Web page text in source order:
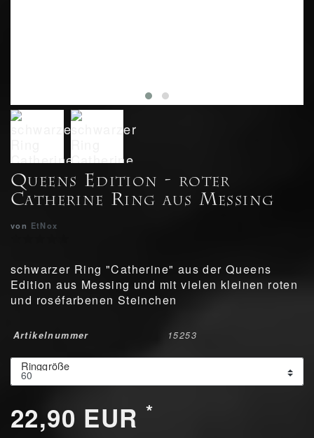
Queens Edition - roter
Catherine Ring aus Messing
von EtNox
schwarzer Ring "Catherine" aus der Queens
Edition aus Messing und mit vielen kleinen roten
und roséfarbenen Steinchen
Artikelnummer 15253
Ringgröße
22,90 EUR *